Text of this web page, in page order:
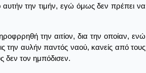
την τιμήν, εγώ όμως δεν πρέπει να
την αιτίον, δια την οποίαν, ενώ
την αυλήν παντός ναού, κανείς από τους
δεν τον ημπόδισεν.